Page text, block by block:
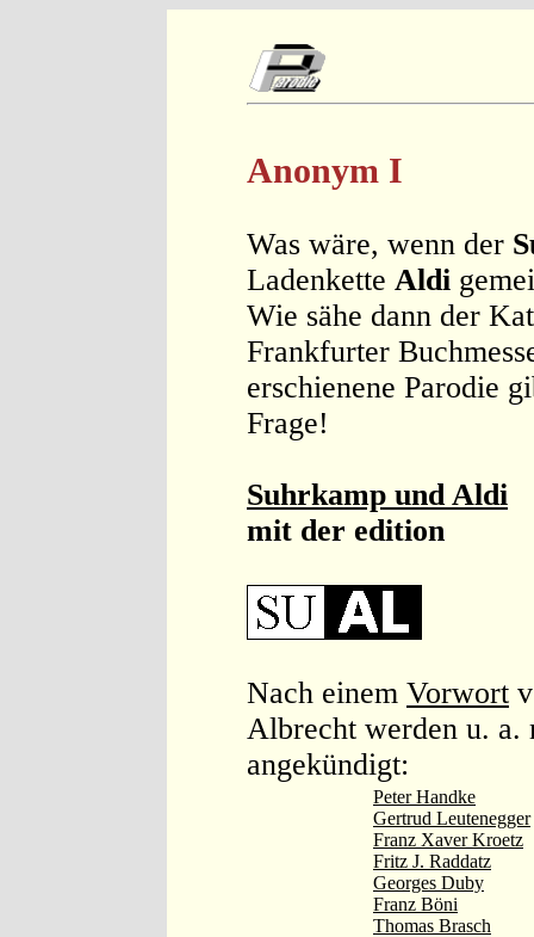
Anonym I
Was wäre, wenn der
Ladenkette Aldi
Wie sähe dann der
Frankfurter
erschienene Parodie
Frage!
Suhrkamp und Aldi
mit der edition
Nach einem Vorwort
Albrecht werden u. a.
angekündigt:
Peter Handke
Gertrud Leutenegger
Franz Xaver Kroetz
Fritz J. Raddatz
Georges Duby
Franz Böni
Thomas Brasch